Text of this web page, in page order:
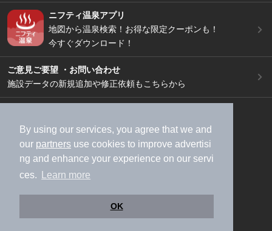
By using our services, you agree that we and
our partners use cookies to improve advertisi
ng and enhance your experience on our servi
ces.
Learn more
OK
ニフティ温泉アプリ
地図から温泉検索！お得な限定クーポンも！
今すぐダウンロード！
ご意見ご要望 ・お問い合わせ
施設データの新規追加や修正依頼もこちらから
加盟店募集（資料請求）
広告出稿のご案内
利用規約
ライフスタイルMEMBERS+規約
特定商取引法に基づく表記
ヘルプ
採用情報
運営会社